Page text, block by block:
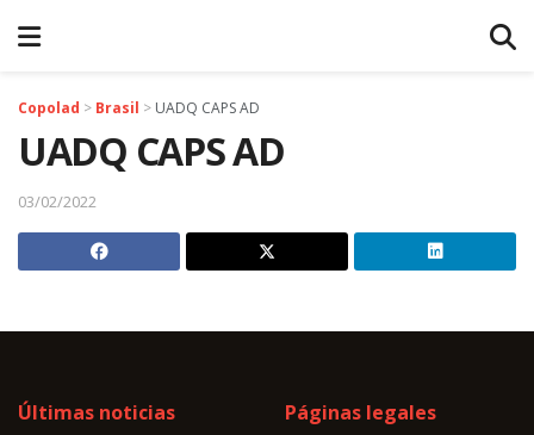
Copolad > Brasil > UADQ CAPS AD
UADQ CAPS AD
03/02/2022
Últimas noticias Páginas legales